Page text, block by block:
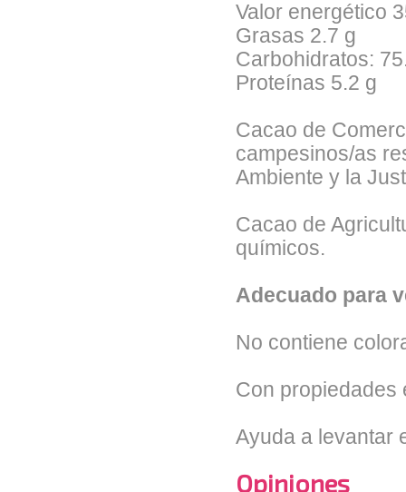
Valor energético
Grasas 2.7 g
Carbohidratos:
Proteínas 5.2 g
Cacao de
campesinos/as
Ambiente y la
Cacao de
químicos.
Adecuado para
No contiene
Con propiedades
Ayuda a levantar
Opiniones